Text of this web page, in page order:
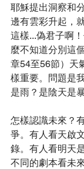
耶穌提出洞察和
邊有雲彩升起，
這樣...偽君子啊
麼不知道分別這
章54至56節）天
樣重要。問題是
是雨？是陰天是
怎樣認識未來？
爭。有人看天啟
錄。有人看明天
不同的劇本看未